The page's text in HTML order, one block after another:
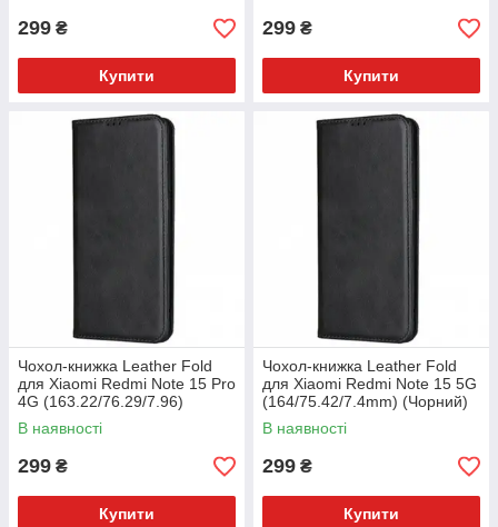
299 ₴
Купити
299 ₴
Купити
Чохол-книжка Leather Fold
для Xiaomi Redmi Note 15 Pro
4G (163.22/76.29/7.96)
(Чорний)
В наявності
299 ₴
Купити
Чохол-книжка Leather Fold
для Xiaomi Redmi Note 15 5G
(164/75.42/7.4mm) (Чорний)
В наявності
299 ₴
Купити